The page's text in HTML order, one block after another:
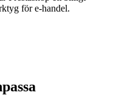
för e-handel.